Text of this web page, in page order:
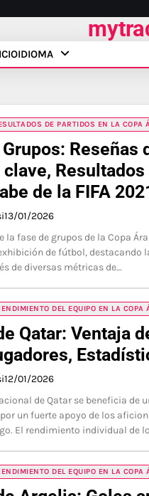
IDIOMA
DE PARTIDOS EN LA COPA
Grupos: Reseñas
clave,
de la FIFA
13/01/2026
la fase de grupos de la Copa
de fútbol, destacando
de diversas métricas de…
DEL EQUIPO EN LA COPA
Qatar: Ventaja
12/01/2026
de Qatar se beneficia de
un fuerte apoyo de los
El rendimiento individual de
DEL EQUIPO EN LA COPA